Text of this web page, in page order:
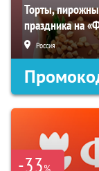
Торты,
праздника на
Россия
-33%